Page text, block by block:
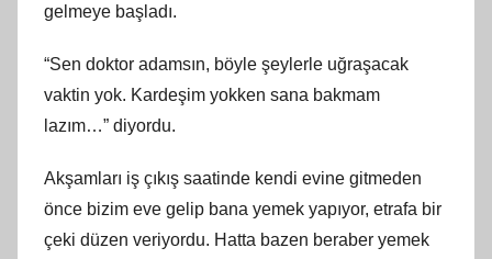
gelmeye başladı.
“Sen doktor adamsın, böyle şeylerle uğraşacak
vaktin yok. Kardeşim yokken sana bakmam
lazım…” diyordu.
Akşamları iş çıkış saatinde kendi evine gitmeden
önce bizim eve gelip bana yemek yapıyor, etrafa bir
çeki düzen veriyordu. Hatta bazen beraber yemek